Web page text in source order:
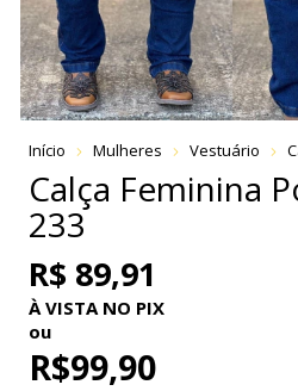
Início Mulheres Vestuário
Calça Feminina
233
R$ 89,91
À VISTA NO PIX
ou
R$99,90